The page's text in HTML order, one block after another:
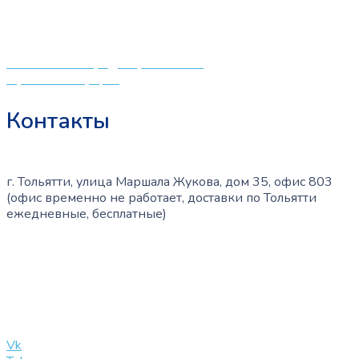
Политика конфиденциальности
Публичная оферта
Контакты
г. Тольятти, улица Маршала Жукова, дом 35, офис 803
(офис временно не работает, доставки по Тольятти
ежедневные, бесплатные)
Vk